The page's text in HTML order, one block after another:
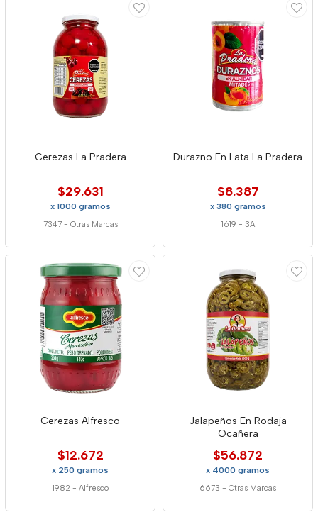
Cerezas La Pradera
$29.631
x 1000 gramos
7347 - Otras Marcas
Durazno En Lata La Pradera
$8.387
x 380 gramos
1619 - 3A
Cerezas Alfresco
$12.672
x 250 gramos
1982 - Alfresco
Jalapeños En Rodaja
Ocañera
$56.872
x 4000 gramos
6673 - Otras Marcas